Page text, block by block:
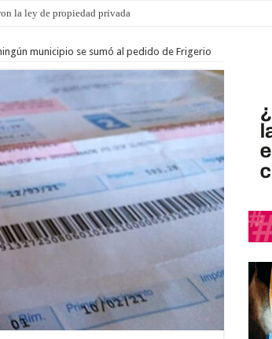
la ley de propiedad privada
niños, niñas y adolescentes que esperan una familia tiene
municipio se sumó al pedido de Frigerio